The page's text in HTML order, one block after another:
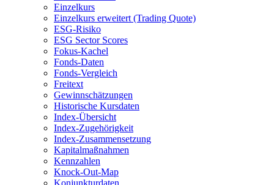
Einzelkurs
Einzelkurs erweitert (Trading Quote)
ESG-Risiko
ESG Sector Scores
Fokus-Kachel
Fonds-Daten
Fonds-Vergleich
Freitext
Gewinnschätzungen
Historische Kursdaten
Index-Übersicht
Index-Zugehörigkeit
Index-Zusammensetzung
Kapitalmaßnahmen
Kennzahlen
Knock-Out-Map
Konjunkturdaten